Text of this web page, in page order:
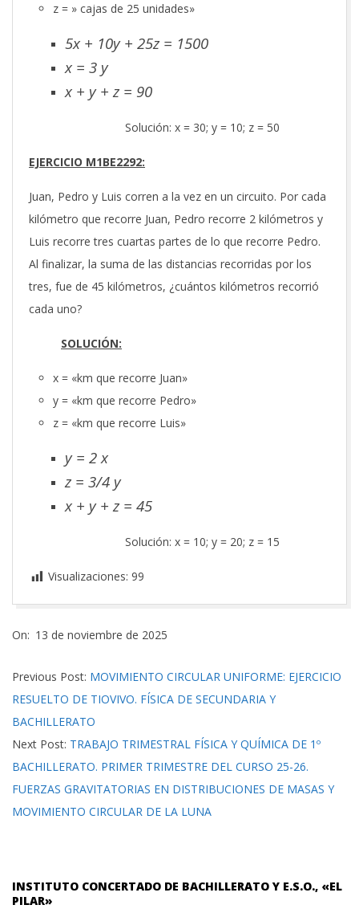
z = » cajas de 25 unidades»
5x + 10y + 25z = 1500
x = 3 y
x + y + z = 90
Solución: x = 30; y = 10; z = 50
EJERCICIO M1BE2292:
Juan, Pedro y Luis corren a la vez en un circuito. Por cada
kilómetro que recorre Juan, Pedro recorre 2 kilómetros y
Luis recorre tres cuartas partes de lo que recorre Pedro.
Al finalizar, la suma de las distancias recorridas por los
tres, fue de 45 kilómetros, ¿cuántos kilómetros recorrió
cada uno?
SOLUCIÓN:
x = «km que recorre Juan»
y = «km que recorre Pedro»
z = «km que recorre Luis»
y = 2 x
z = 3/4 y
x + y + z = 45
Solución: x = 10; y = 20; z = 15
Visualizaciones: 99
11-
On: 13 de noviembre de 2025
Previous Post: MOVIMIENTO CIRCULAR UNIFORME: EJERCICIO
RESUELTO DE TIOVIVO. FÍSICA DE SECUNDARIA Y
BACHILLERATO
Next Post: TRABAJO TRIMESTRAL FÍSICA Y QUÍMICA DE 1º
BACHILLERATO. PRIMER TRIMESTRE DEL CURSO 25-26.
FUERZAS GRAVITATORIAS EN DISTRIBUCIONES DE MASAS Y
MOVIMIENTO CIRCULAR DE LA LUNA
INSTITUTO CONCERTADO DE BACHILLERATO Y E.S.O., «EL
PILAR»